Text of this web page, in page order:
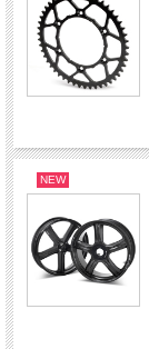
NEW